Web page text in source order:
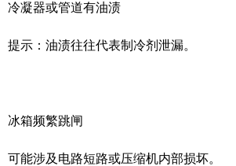
冷凝器或管道有油渍
提示：油渍往往代表制冷剂泄漏。
冰箱频繁跳闸
可能涉及电路短路或压缩机内部损坏。